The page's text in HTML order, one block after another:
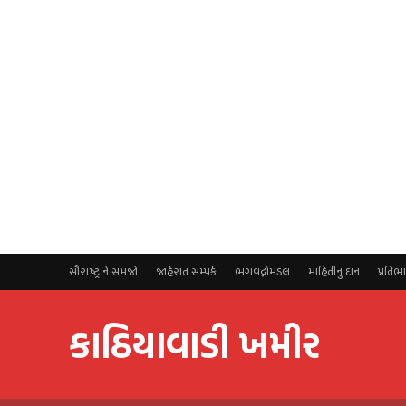
સૌરાષ્ટ્ર ને સમજો જાહેરાત સમ્પર્ક ભગવદ્ગોમંડલ માહિતીનું દાન
કાઠિયાવાડી ખમીર